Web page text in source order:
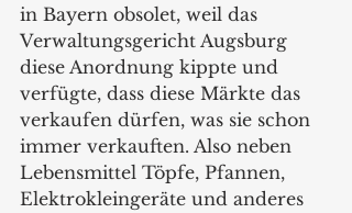
in Bayern obsolet, weil das
Verwaltungsgericht Augsburg
diese Anordnung kippte und
verfügte, dass diese Märkte das
verkaufen dürfen, was sie schon
immer verkauften. Also neben
Lebensmittel Töpfe, Pfannen,
Elektrokleingeräte und anderes